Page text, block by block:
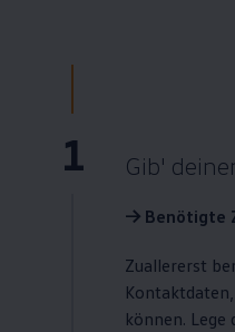
1 Gib'
-> Benötigte
Zuallererst
können. Lege